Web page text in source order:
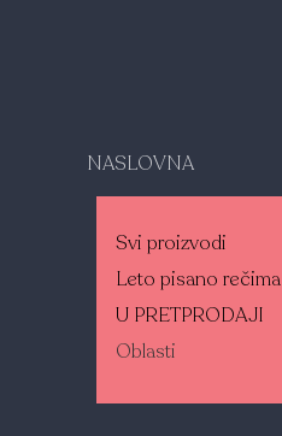
NASLOVNA
Svi proizvodi
Leto pisano rečima
U PRETPRODAJI
Oblasti